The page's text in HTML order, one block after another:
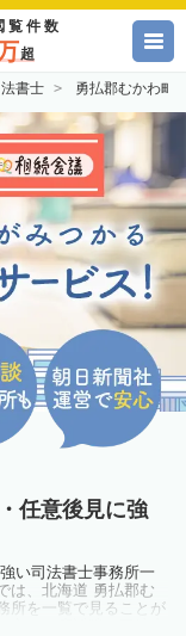
覧件数
超
書士 勇払郡むかわ
任意後見に強
い司法書士事務所一
は、北海道 勇払郡む
所を一覧で見ることが
方は一度近隣の司法書